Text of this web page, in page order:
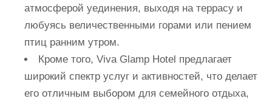
атмосферой уединения, выходя на террасу и
любуясь величественными горами или пением
птиц ранним утром.
Кроме того, Viva Glamp Hotel предлагает
широкий спектр услуг и активностей, что делает
его отличным выбором для семейного отдыха,